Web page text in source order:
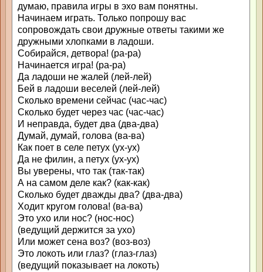
думаю, правила игры в эхо вам понятны.
Начинаем играть. Только попрошу вас
сопровождать свои дружные ответы такими же
дружными хлопками в ладоши.
Собирайся, детвора! (ра-ра)
Начинается игра! (ра-ра)
Да ладоши не жалей (лей-лей)
Бей в ладоши веселей (лей-лей)
Сколько времени сейчас (час-час)
Сколько будет через час (час-час)
И неправда, будет два (два-два)
Думай, думай, голова (ва-ва)
Как поет в селе петух (ух-ух)
Да не филин, а петух (ух-ух)
Вы уверены, что так (так-так)
А на самом деле как? (как-как)
Сколько будет дважды два? (два-два)
Ходит кругом голова! (ва-ва)
Это ухо или нос? (нос-нос)
(ведущий держится за ухо)
Или может сена воз? (воз-воз)
Это локоть или глаз? (глаз-глаз)
(ведущий показывает на локоть)